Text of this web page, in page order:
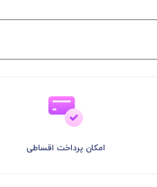
امکان پرداخت اقساطی